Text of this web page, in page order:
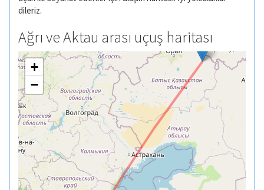
dileriz.
Ağrı ve Aktau arası uçuş haritası
+
−